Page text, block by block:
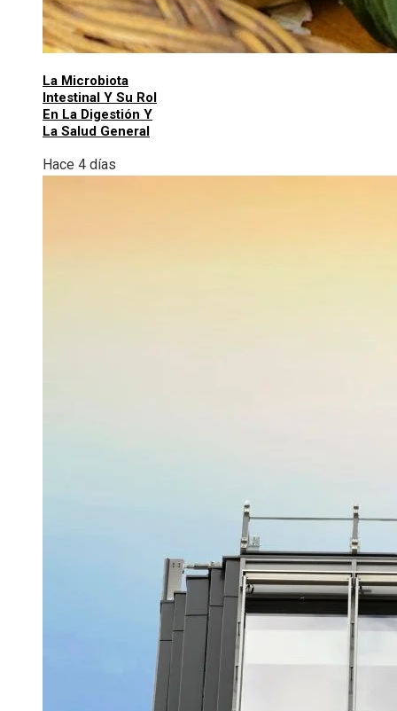
La Microbiota
Intestinal Y Su Rol
En La Digestión Y
La Salud General
Hace 4 días